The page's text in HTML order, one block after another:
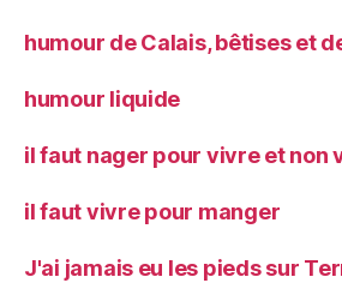
humour de Calais, bêtises et
humour liquide
il faut nager pour vivre et non
il faut vivre pour manger
J'ai jamais eu les pieds sur